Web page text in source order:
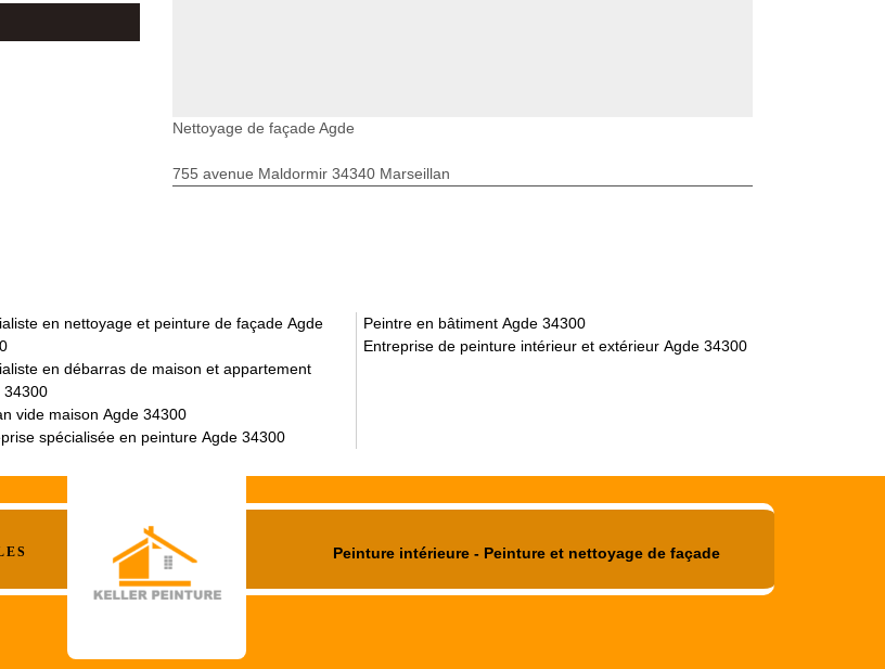
Nettoyage de façade Agde
755 avenue Maldormir 34340 Marseillan
en nettoyage et peinture de façade Agde
en débarras de maison et appartement
34300
vide maison Agde 34300
spécialisée en peinture Agde 34300
Peintre en bâtiment Agde 34300
Entreprise de peinture intérieur et extérieur Agde 34300
Peinture intérieure - Peinture et nettoyage de façade